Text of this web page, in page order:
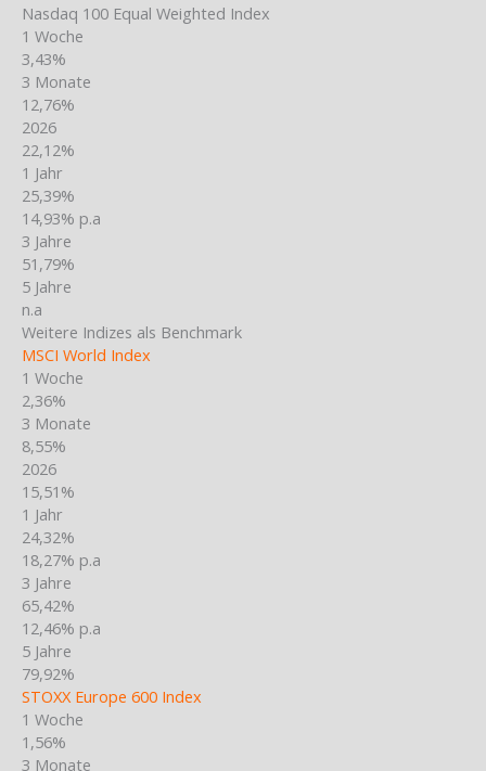
Nasdaq 100 Equal Weighted Index
1 Woche
3,43%
3 Monate
12,76%
2026
22,12%
1 Jahr
25,39%
14,93% p.a
3 Jahre
51,79%
5 Jahre
n.a
Weitere Indizes als Benchmark
MSCI World Index
1 Woche
2,36%
3 Monate
8,55%
2026
15,51%
1 Jahr
24,32%
18,27% p.a
3 Jahre
65,42%
12,46% p.a
5 Jahre
79,92%
STOXX Europe 600 Index
1 Woche
1,56%
3 Monate